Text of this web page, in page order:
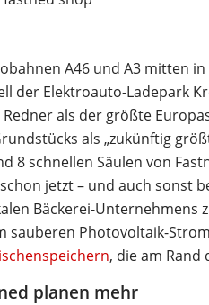
A46 und A3 mitten
der Elektroauto-Ladepark
als der größte
als „zukünftig
8 schnellen Säulen von
jetzt – und auch sonst
Bäckerei-Unternehmens
sauberen Photovoltaik-
, die am Rand
planen mehr